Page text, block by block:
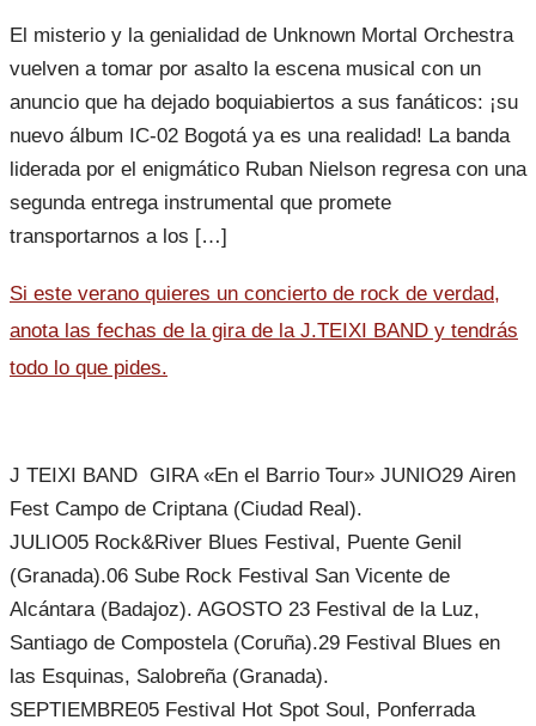
El misterio y la genialidad de Unknown Mortal Orchestra
vuelven a tomar por asalto la escena musical con un
anuncio que ha dejado boquiabiertos a sus fanáticos: ¡su
nuevo álbum IC-02 Bogotá ya es una realidad! La banda
liderada por el enigmático Ruban Nielson regresa con una
segunda entrega instrumental que promete
transportarnos a los […]
Si este verano quieres un concierto de rock de verdad,
anota las fechas de la gira de la J.TEIXI BAND y tendrás
todo lo que pides.
J TEIXI BAND GIRA «En el Barrio Tour» JUNIO29 Airen
Fest Campo de Criptana (Ciudad Real).
JULIO05 Rock&River Blues Festival, Puente Genil
(Granada).06 Sube Rock Festival San Vicente de
Alcántara (Badajoz). AGOSTO 23 Festival de la Luz,
Santiago de Compostela (Coruña).29 Festival Blues en
las Esquinas, Salobreña (Granada).
SEPTIEMBRE05 Festival Hot Spot Soul, Ponferrada